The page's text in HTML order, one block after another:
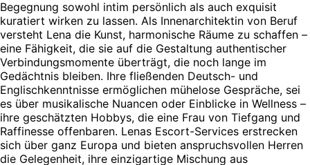
Begegnung sowohl intim persönlich als auch exquisit
kuratiert wirken zu lassen. Als Innenarchitektin von Beruf
versteht Lena die Kunst, harmonische Räume zu schaffen –
eine Fähigkeit, die sie auf die Gestaltung authentischer
Verbindungsmomente überträgt, die noch lange im
Gedächtnis bleiben. Ihre fließenden Deutsch- und
Englischkenntnisse ermöglichen mühelose Gespräche, sei
es über musikalische Nuancen oder Einblicke in Wellness –
ihre geschätzten Hobbys, die eine Frau von Tiefgang und
Raffinesse offenbaren. Lenas Escort-Services erstrecken
sich über ganz Europa und bieten anspruchsvollen Herren
die Gelegenheit, ihre einzigartige Mischung aus